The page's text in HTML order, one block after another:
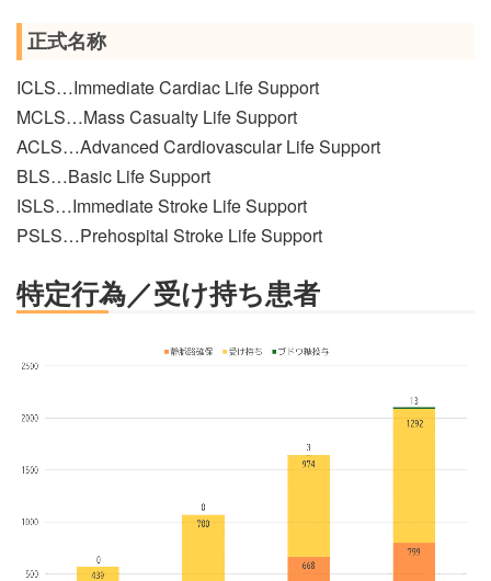
正式名称
ICLS…Immediate Cardiac Life Support
MCLS…Mass Casualty Life Support
ACLS…Advanced Cardiovascular Life Support
BLS…Basic Life Support
ISLS…Immediate Stroke Life Support
PSLS…Prehospital Stroke Life Support
特定行為／受け持ち患者